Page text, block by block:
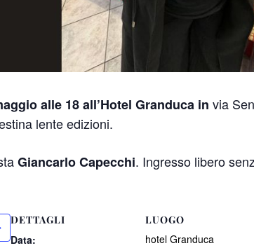
alle 18 all’Hotel Granduca in via
lente edizioni.
Giancarlo Capecchi. Ingresso libero
DETTAGLI
Data:
LUOGO
hotel Granduca